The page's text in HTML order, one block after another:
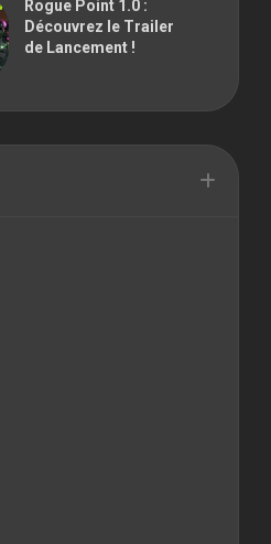
Rogue Point 1.0 :
Découvrez le Trailer
de Lancement !